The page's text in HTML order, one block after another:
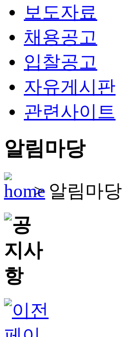
보도자료
채용공고
입찰공고
자유게시판
관련사이트
알림마당
> 알림마당